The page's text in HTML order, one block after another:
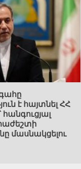
է հայտնել ՀՀ
մասնակցելու